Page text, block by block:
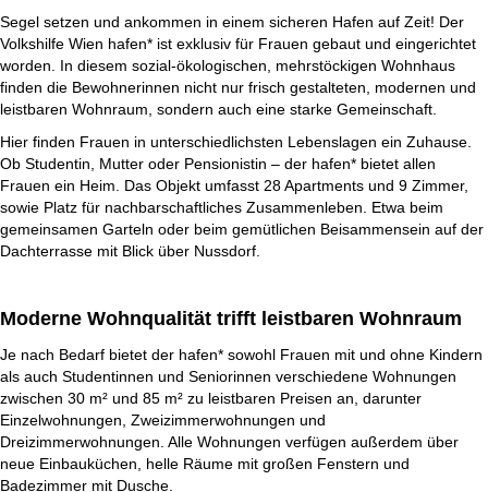
Segel setzen und ankommen in einem sicheren Hafen auf Zeit! Der
Volkshilfe Wien hafen* ist exklusiv für Frauen gebaut und eingerichtet
worden. In diesem sozial-ökologischen, mehrstöckigen Wohnhaus
finden die Bewohnerinnen nicht nur frisch gestalteten, modernen und
leistbaren Wohnraum, sondern auch eine starke Gemeinschaft.
Hier finden Frauen in unterschiedlichsten Lebenslagen ein Zuhause.
Ob Studentin, Mutter oder Pensionistin – der hafen* bietet allen
Frauen ein Heim. Das Objekt umfasst 28 Apartments und 9 Zimmer,
sowie Platz für nachbarschaftliches Zusammenleben. Etwa beim
gemeinsamen Garteln oder beim gemütlichen Beisammensein auf der
Dachterrasse mit Blick über Nussdorf.
Moderne Wohnqualität trifft leistbaren Wohnraum
Je nach Bedarf bietet der hafen* sowohl Frauen mit und ohne Kindern
als auch Studentinnen und Seniorinnen verschiedene Wohnungen
zwischen 30 m² und 85 m² zu leistbaren Preisen an, darunter
Einzelwohnungen, Zweizimmerwohnungen und
Dreizimmerwohnungen. Alle Wohnungen verfügen außerdem über
neue Einbauküchen, helle Räume mit großen Fenstern und
Badezimmer mit Dusche.